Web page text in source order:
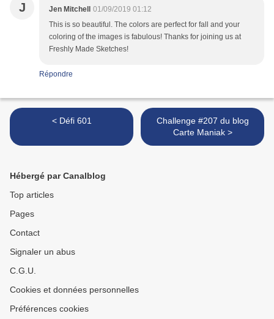
J Jen Mitchell
01/09/2019 01:12
This is so beautiful. The colors are perfect for fall and your
coloring of the images is fabulous! Thanks for joining us at
Freshly Made Sketches!
Répondre
< Défi 601
Challenge #207 du blog
Carte Maniak >
Hébergé par Canalblog
Top articles
Pages
Contact
Signaler un abus
C.G.U.
Cookies et données personnelles
Préférences cookies